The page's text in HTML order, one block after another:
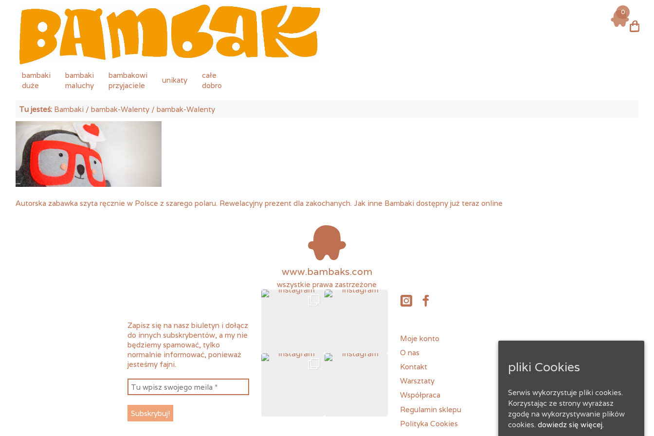
bambaki
duże
bambaki
maluchy
bambakowi
przyjaciele
unikaty
całe
dobro
Tu jesteś: Bambaki /bambak-Walenty / bambak-Walenty
Autorska zabawka szyta ręcznie w Polsce z szarego polaru. Rewelacyjny prezent dla zakochanych. Jak inne Bambaki dostępny już teraz online
www.bambaks.com
wszystkie prawa zastrzeżone
Zapisz się na nasz biuletyn i dołącz
do innych subskrybentów, a my nie
będziemy spamować, tylko
normalnie informować, ponieważ
jesteśmy fajni.
Moje konto
O nas
Kontakt
Warsztaty
Współpraca
Regulamin sklepu
Polityka Cookies
Log in
0
pliki Cookies
Serwis wykorzystuje pliki cookies.
Korzystając ze strony wyrażasz
zgodę na wykorzystywanie plików
cookies. dowiedz się więcej.